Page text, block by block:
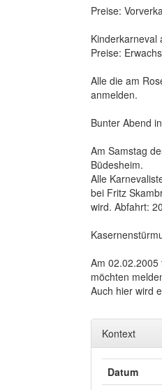
Preise:
Kinderkarneval
Preise:
Alle die am
anmelden.
Bunter Abend
Am Samstag
Büdesheim.
Alle
bei Fritz
wird. Abfahrt:
Am
möchten
Auch hier wird
Kontext
Datum